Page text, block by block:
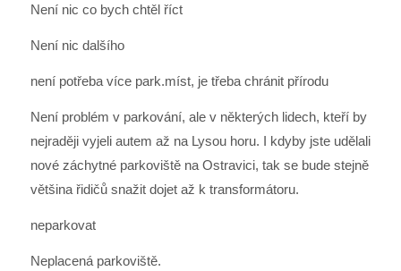
Není nic co bych chtěl říct
Není nic dalšího
není potřeba více park.míst, je třeba chránit přírodu
Není problém v parkování, ale v některých lidech, kteří by
nejraději vyjeli autem až na Lysou horu. I kdyby jste udělali
nové záchytné parkoviště na Ostravici, tak se bude stejně
většina řidičů snažit dojet až k transformátoru.
neparkovat
Neplacená parkoviště.